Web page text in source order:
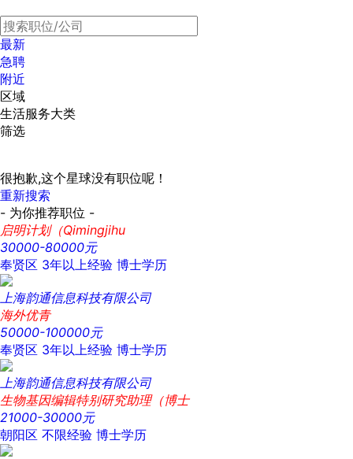
最新
急聘
附近
区域
生活服务大类
筛选
很抱歉,这个星球没有职位呢！
重新搜索
- 为你推荐职位 -
启明计划（Qimingjihu
30000-80000元
奉贤区 3年以上经验 博士学历
上海韵通信息科技有限公司
海外优青
50000-100000元
奉贤区 3年以上经验 博士学历
上海韵通信息科技有限公司
生物基因编辑特别研究助理（博士
21000-30000元
朝阳区 不限经验 博士学历